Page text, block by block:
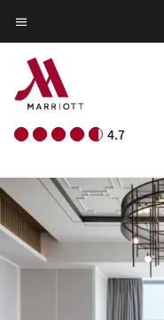
Skip
to
main
content
菜单文本
4.7